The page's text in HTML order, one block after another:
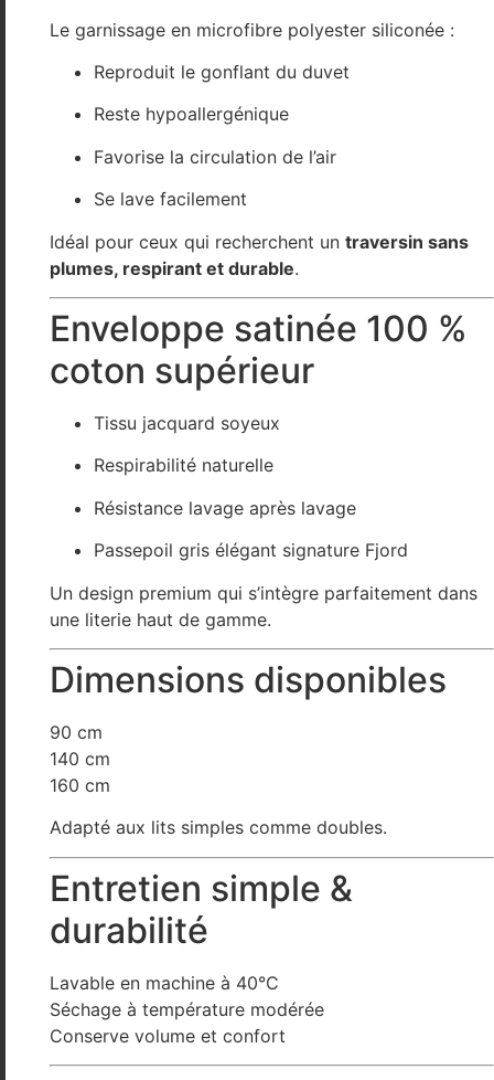
Le garnissage en microfibre polyester siliconée :
Reproduit le gonflant du duvet
Reste hypoallergénique
Favorise la circulation de l’air
Se lave facilement
Idéal pour ceux qui recherchent un traversin sans
plumes, respirant et durable.
Enveloppe satinée 100 %
coton supérieur
Tissu jacquard soyeux
Respirabilité naturelle
Résistance lavage après lavage
Passepoil gris élégant signature Fjord
Un design premium qui s’intègre parfaitement dans
une literie haut de gamme.
Dimensions disponibles
90 cm
140 cm
160 cm
Adapté aux lits simples comme doubles.
Entretien simple &
durabilité
Lavable en machine à 40°C
Séchage à température modérée
Conserve volume et confort